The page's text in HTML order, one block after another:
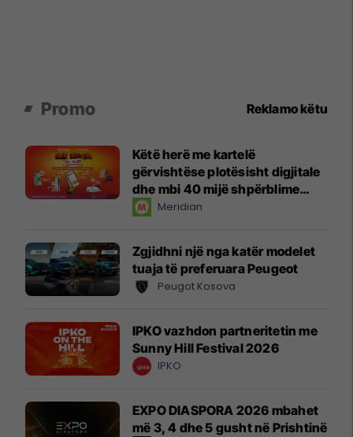
Promo Reklamo këtu
Këtë herë me kartelë
gërvishtëse plotësisht digjitale
dhe mbi 40 mijë shpërblime
instant!Meridian
Zgjidhni një nga katër modelet
tuaja të preferuara Peugeot
Peugot Kosova
IPKO vazhdon partneritetin me
Sunny Hill Festival 2026
IPKO
EXPO DIASPORA 2026 mbahet
më 3, 4 dhe 5 gusht në Prishtinë